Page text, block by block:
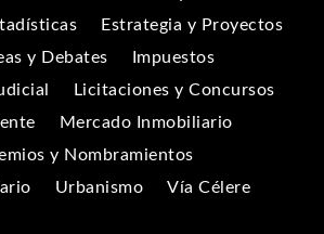
Estrategia y Proyectos
y Debates
Impuestos
Licitaciones y Concursos
Mercado Inmobiliario
y Nombramientos
Urbanismo
Vía Célere